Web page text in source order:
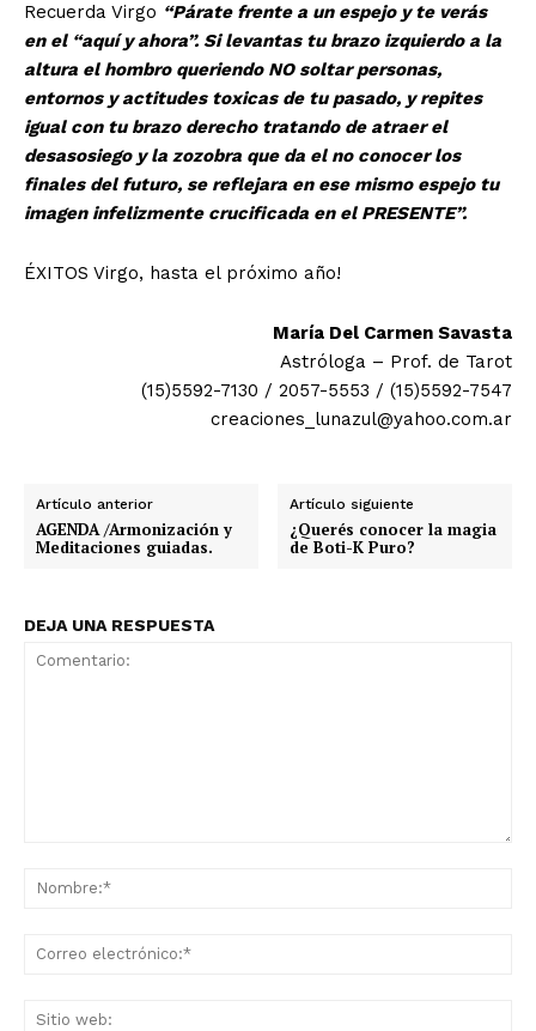
Recuerda Virgo “Párate frente a un espejo y te verás
en el “aquí y ahora”. Si levantas tu brazo izquierdo a la
altura el hombro queriendo NO soltar personas,
entornos y actitudes toxicas de tu pasado, y repites
igual con tu brazo derecho tratando de atraer el
desasosiego y la zozobra que da el no conocer los
finales del futuro, se reflejara en ese mismo espejo tu
imagen infelizmente crucificada en el PRESENTE”.
ÉXITOS Virgo, hasta el próximo año!
María Del Carmen Savasta
Astróloga – Prof. de Tarot
(15)5592-7130 / 2057-5553 / (15)5592-7547
creaciones_lunazul@yahoo.com.ar
Artículo anterior
AGENDA /Armonización y
Meditaciones guiadas.
Artículo siguiente
¿Querés conocer la magia
de Boti-K Puro?
DEJA UNA RESPUESTA